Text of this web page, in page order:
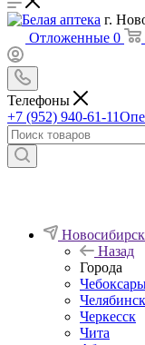
г.
Отложенные 0
Телефоны
+7 (952) 940-61-11
Новосибирск
Назад
Города
Челябинск
Черкесск
Чита